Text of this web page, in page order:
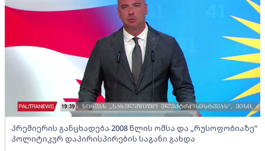
პრემიერის განცხადება 2008 წლის ომსა და „რუსოფობიაზე“
პოლიტიკურ დაპირისპირების საგანი გახდა